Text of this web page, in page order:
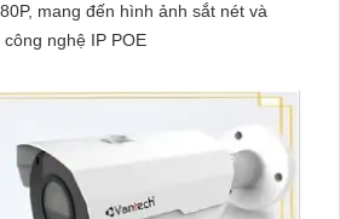
mang đến hình ảnh sắt nét và
nghệ IP POE